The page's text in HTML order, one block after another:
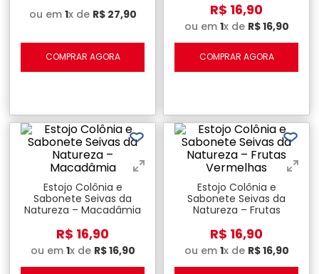
ou em 1x de R$ 27,90
COMPRAR AGORA
R$ 16,90
ou em 1x de R$16,90
COMPRAR AGORA
Estojo Colônia e
Sabonete Seivas da
Natureza – Macadâmia
R$ 16,90
ou em 1x de R$16,90
Estojo Colônia e
Sabonete Seivas da
Natureza – Frutas
R$ 16,90
ou em 1x de R$16,90